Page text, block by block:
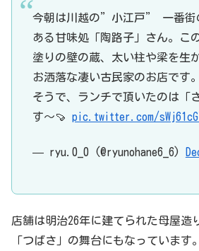
今朝は川越の”小江戸” 一番街
ある甘味処「陶路子」さん。こ
塗りの壁の蔵、太い柱や梁を生
お洒落な凄い古民家のお店です
そうで、ランチで頂いたのは「
す〜🍠 pic.twitter.com/
— ryu.0_0 (@ryunohane6_6)
店舗は明治26年に建てられた母屋造
「つばさ」の舞台にもなっています